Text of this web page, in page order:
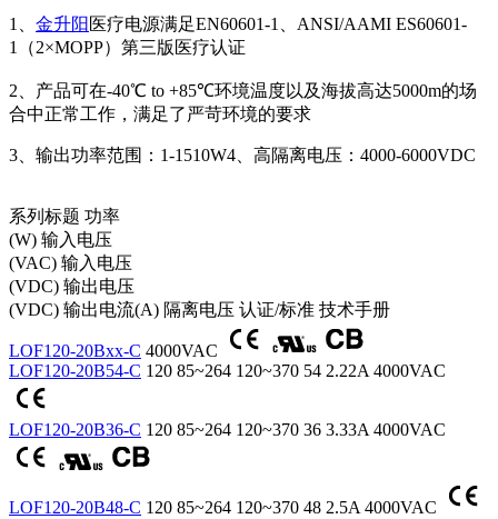
1、 金升阳 医疗电源满足EN60601-1、ANSI/AAMI ES60601-
1（2×MOPP）第三版医疗认证
2、产品可在-40℃ to +85℃环境温度以及海拔高达5000m的场
合中正常工作，满足了严苛环境的要求
3、输出功率范围：1-1510W4、高隔离电压：4000-6000VDC
系列标题 功率
(W) 输入电压
(VAC) 输入电压
(VDC) 输出电压
(VDC) 输出电流(A) 隔离电压 认证/标准 技术手册
LOF120-20Bxx-C 4000VAC
LOF120-20B54-C 120 85~264 120~370 54 2.22A 4000VAC
LOF120-20B36-C 120 85~264 120~370 36 3.33A 4000VAC
LOF120-20B48-C 120 85~264 120~370 48 2.5A 4000VAC